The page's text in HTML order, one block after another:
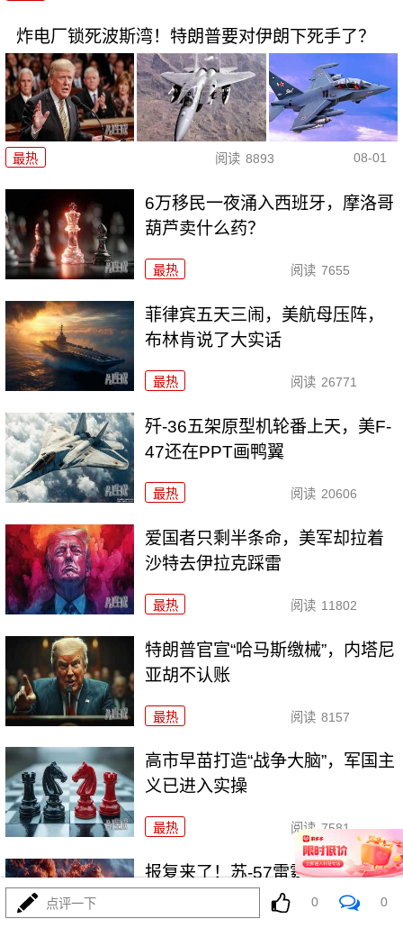
炸电厂锁死波斯湾！特朗普要对伊朗下死手了？
最热 阅读 8893 08-01
6万移民一夜涌入西班牙，摩洛哥
葫芦卖什么药？
最热 阅读 7655
菲律宾五天三闹，美航母压阵，
布林肯说了大实话
最热 阅读 26771
歼-36五架原型机轮番上天，美F-
47还在PPT画鸭翼
最热 阅读 20606
爱国者只剩半条命，美军却拉着
沙特去伊拉克踩雷
最热 阅读 11802
特朗普官宣“哈马斯缴械”，内塔尼
亚胡不认账
最热 阅读 8157
高市早苗打造“战争大脑”，军国主
义已进入实操
最热 阅读 7581
报复来了！苏-57雷霆一击，
7000吨粮船沉海底
点评一下 0 0